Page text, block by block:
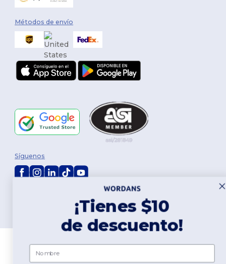
Métodos de envío
Términos y Condiciones| Política de personalización|Política de
Política de Cookies|Mapa del sitio
Síguenos
¡Tienes $10
de descuento!
Nombre